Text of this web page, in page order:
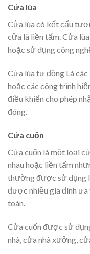
Cửa lùa
Cửa lùa có kết cấu
cửa là liền tấm. Cửa
hoặc sử dụng công
Cửa lùa tự động Là
hoặc các công trình
điều khiển cho phép
đóng.
Cửa cuốn
Cửa cuốn là một loại
nhau hoặc liền tấm
thường được sử dụng
được nhiều gia đình
toàn.
Cửa cuốn được sử
nhà, cửa nhà xưởng,